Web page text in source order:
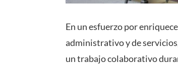
En un esfuerzo por
administrativo y de
un trabajo colaborativo